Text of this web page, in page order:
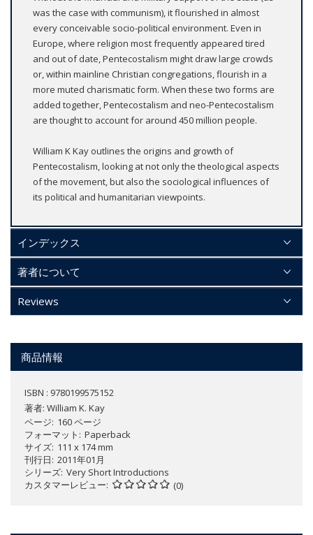
was the case with communism), it flourished in almost
every conceivable socio-political environment. Even in
Europe, where religion most frequently appeared tired
and out of date, Pentecostalism might draw large crowds
or, within mainline Christian congregations, flourish in a
more muted charismatic form. When these two forms are
added together, Pentecostalism and neo-Pentecostalism
are thought to account for around 450 million people.
William K Kay outlines the origins and growth of
Pentecostalism, looking at not only the theological aspects
of the movement, but also the sociological influences of
its political and humanitarian viewpoints.
インデックス
著者について
Reviews
商品情報
ISBN : 9780199575152
著者: William K. Kay
ページ 160 ページ
フォーマット
Paperback
サイズ 111 x 174 mm
刊行日 2011年01月
シリーズ Very Short Introductions
カスタマーレビュー
(0)